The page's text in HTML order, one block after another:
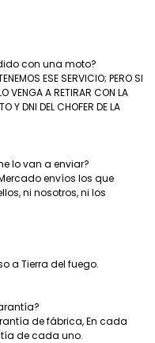
con una moto?
ESE SERVICIO; PERO SI
VENGA A RETIRAR CON LA
Y DNI DEL CHOFER DE LA
lo van a enviar?
envíos los que
ni nosotros, ni los
a Tierra del fuego.
de fábrica, En cada
de cada uno.